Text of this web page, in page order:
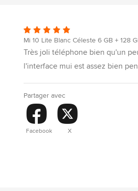
Mi 10 Lite Blanc Céleste 6 GB + 128
Très joli téléphone bien qu'un
l'interface mui est assez bien
Partager avec
Facebook X